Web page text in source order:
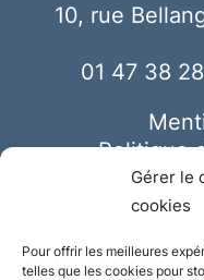
Gérer le
cookies
Pour offrir les meilleures
telles que les cookies pour
10, rue
01 47 38
Politique